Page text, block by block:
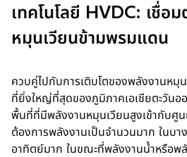
เทคโนโลยี HVDC: เชื่อ
หมุนเวียนข้ามพรมแดน
ควบคู่ไปกับการเติบโตของพลังงานหมุ
ที่ยิ่งใหญ่ที่สุดของภูมิภาคเอเชียตะวันอ
พื้นที่ที่มีพลังงานหมุนเวียนสูงเข้ากับศู
ต้องการพลังงานเป็นจำนวนมาก ในบ
อาทิตย์มาก ในขณะที่พลังงานน้ำหรือ